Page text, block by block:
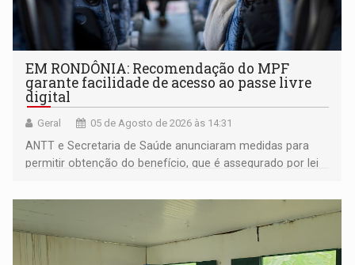
EM RONDÔNIA: Recomendação do MPF
garante facilidade de acesso ao passe livre
digital
Geral 05 de Agosto de 2026 às 14:31
ANTT e Secretaria de Saúde anunciaram medidas para
permitir obtenção do benefício, que é assegurado por lei